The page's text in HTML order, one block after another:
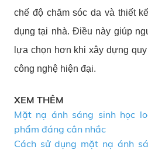
chế độ chăm sóc da và thiết
dụng tại nhà. Điều này giúp
lựa chọn hơn khi xây dựng
công nghệ hiện đại.
XEM THÊM
Mặt nạ ánh sáng sinh học
phẩm đáng cân nhắc
Cách sử dụng mặt nạ ánh